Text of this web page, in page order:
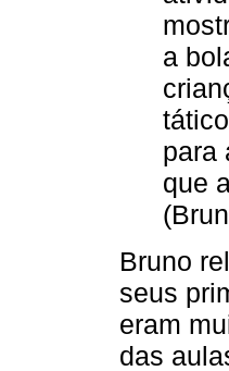
a
para
que
Bruno
seus
eram
das